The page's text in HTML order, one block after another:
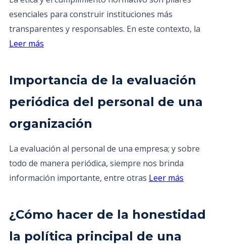
esenciales para construir instituciones más
transparentes y responsables. En este contexto, la
Leer más
Importancia de la evaluación
periódica del personal de una
organización
La evaluación al personal de una empresa; y sobre
todo de manera periódica, siempre nos brinda
información importante, entre otras Leer más
¿Cómo hacer de la honestidad
la política principal de una